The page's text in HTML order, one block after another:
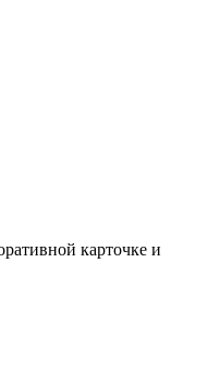
карточке и